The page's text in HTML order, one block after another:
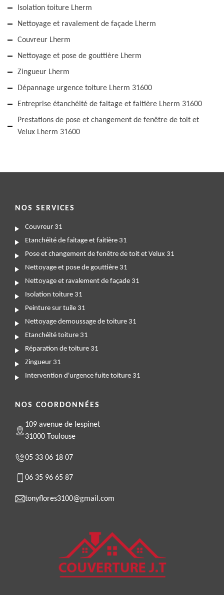
Isolation toiture Lherm
Nettoyage et ravalement de façade Lherm
Couvreur Lherm
Nettoyage et pose de gouttière Lherm
Zingueur Lherm
Dépannage urgence toiture Lherm 31600
Entreprise étanchéité de faitage et faitière Lherm 31600
Prestations de pose et changement de fenêtre de toit et
Velux Lherm 31600
NOS SERVICES
Couvreur 31
Etanchéité de faitage et faitière 31
Pose et changement de fenêtre de toit et Velux 31
Nettoyage et pose de gouttière 31
Nettoyage et ravalement de façade 31
Isolation toiture 31
Peinture sur tuile 31
Nettoyage demoussage de toiture 31
Etanchéité toiture 31
Réparation de toiture 31
Zingueur 31
Intervention d'urgence fuite toiture 31
NOS COORDONNÉES
109 avenue de lespinet
31000 Toulouse
05 33 06 18 07
06 35 96 65 87
tonyflores3100@gmail.com